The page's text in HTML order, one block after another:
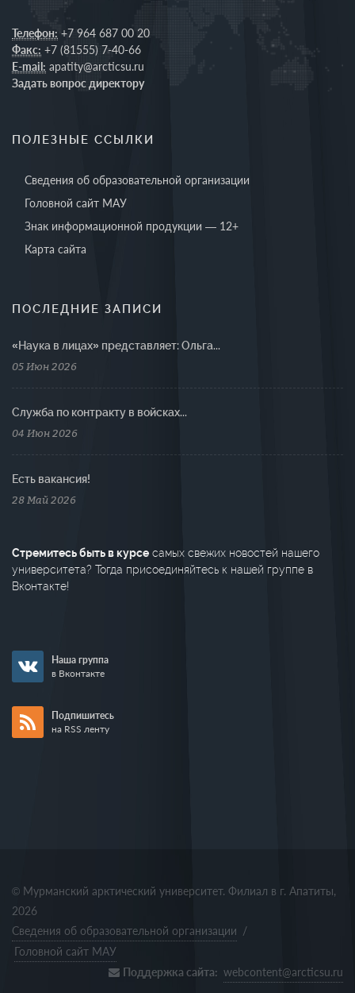
Телефон: +7 964 687 00 20
Факс: +7 (81555) 7-40-66
E-mail: apatity@arcticsu.ru
Задать вопрос директору
ПОЛЕЗНЫЕ ССЫЛКИ
Сведения об образовательной организации
Головной сайт МАУ
Знак информационной продукции — 12+
Карта сайта
ПОСЛЕДНИЕ ЗАПИСИ
«Наука в лицах» представляет: Ольга...
05 Июн 2026
Cлужба по контракту в войсках...
04 Июн 2026
Есть вакансия!
28 Май 2026
Стремитесь быть в курсе самых свежих новостей нашего
университета? Тогда присоединяйтесь к нашей группе в
Вконтакте!
Наша группа
в Вконтакте
Подпишитесь
на RSS ленту
© Мурманский арктический университет. Филиал в г. Апатиты,
2026
Сведения об образовательной организации /
Головной сайт МАУ
Поддержка сайта: webcontent@arcticsu.ru